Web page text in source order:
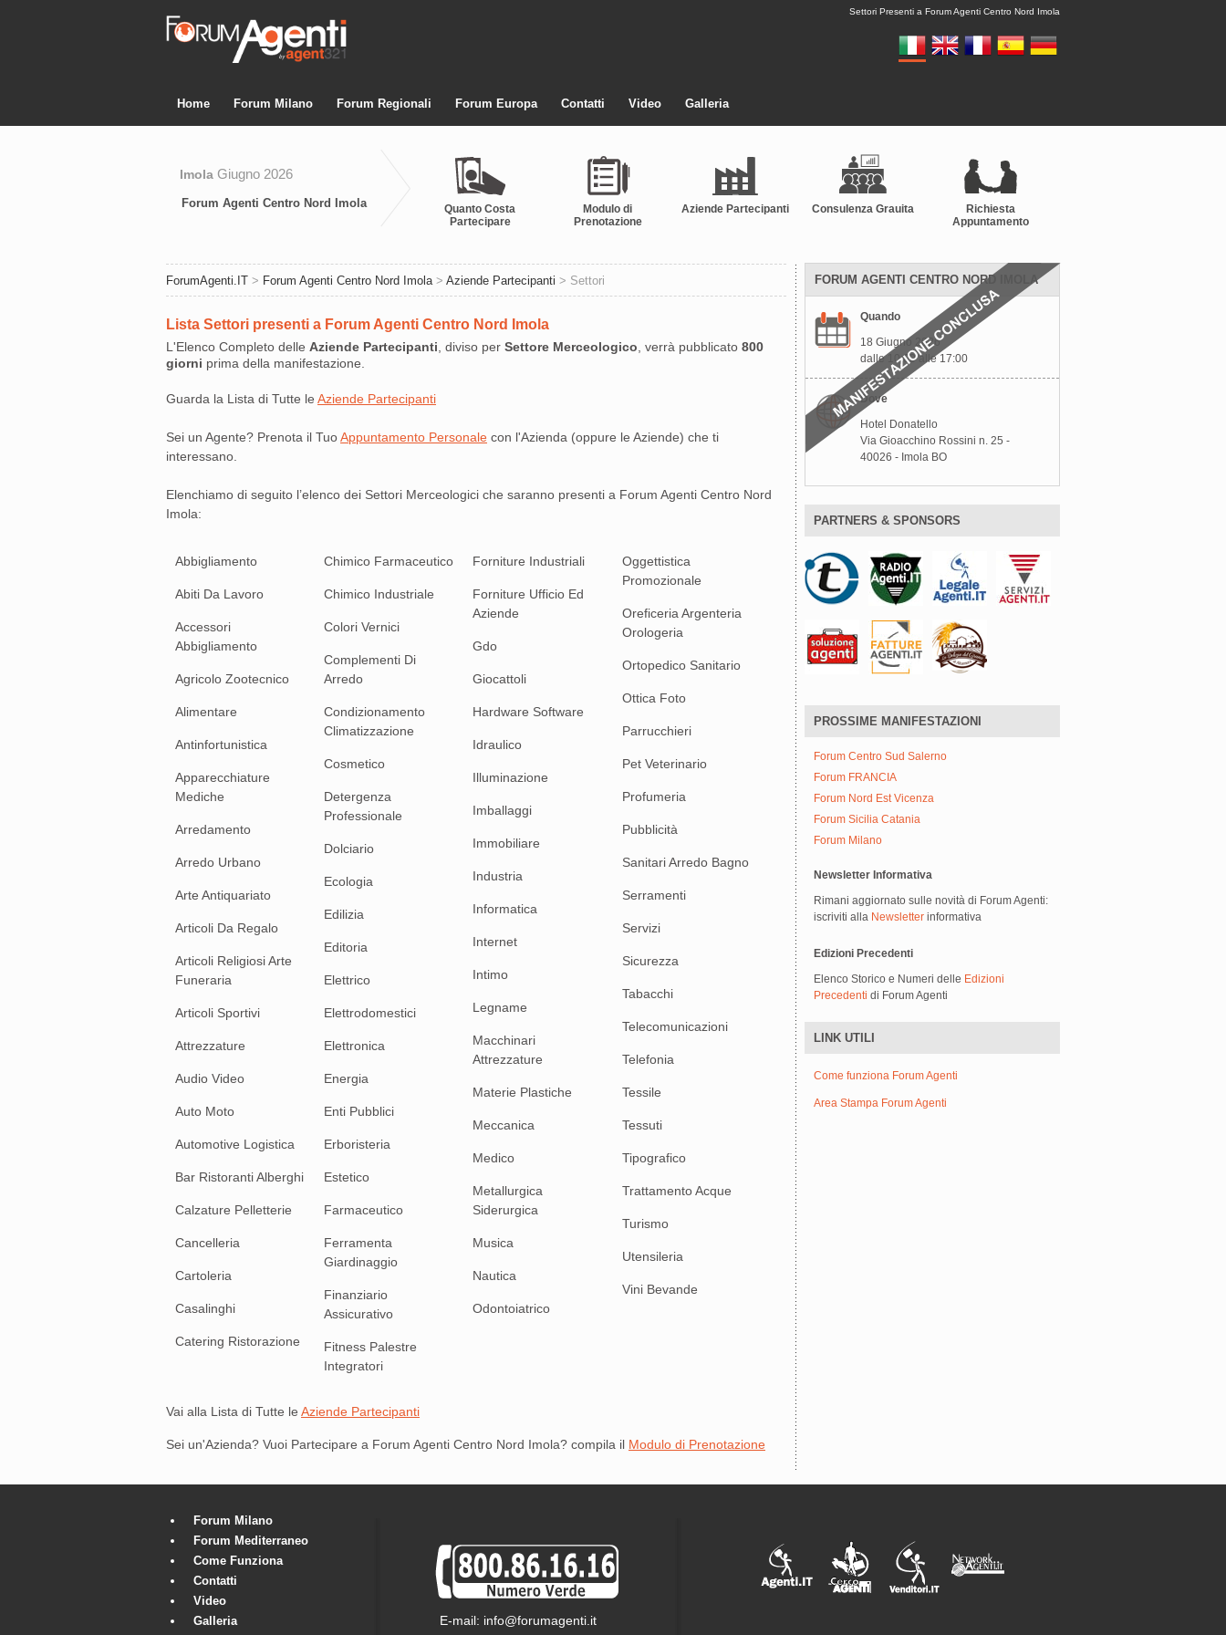
Settori Presenti a Forum Agenti Centro Nord Imola
Home Forum Milano Forum Regionali Forum Europa Contatti Video Galleria
Forum Agenti Centro Nord Imola
Quanto Costa
Partecipare
Modulo di
Prenotazione
Aziende Partecipanti Consulenza Grauita
Richiesta
Appuntamento
Imola Giugno 2026
ForumAgenti.IT > Forum Agenti Centro Nord Imola> Aziende Partecipanti > Settori
Lista Settori presenti a Forum Agenti Centro Nord Imola
L'Elenco Completo delle Aziende Partecipanti , diviso per Settore Merceologico , verrà pubblicato 800
giorni prima della manifestazione.
Guarda la Lista di Tutte le Aziende Partecipanti
Sei un Agente? Prenota il TuoAppuntamento Personale con l'Azienda (oppure le Aziende) che ti
interessano.
Elenchiamo di seguito l’elenco dei Settori Merceologici che saranno presenti a Forum Agenti Centro Nord
Imola:
Abbigliamento
Abiti Da Lavoro
Accessori
Abbigliamento
Agricolo Zootecnico
Alimentare
Antinfortunistica
Apparecchiature
Mediche
Arredamento
Arredo Urbano
Arte Antiquariato
Articoli Da Regalo
Articoli Religiosi Arte
Funeraria
Articoli Sportivi
Attrezzature
Audio Video
Auto Moto
Automotive Logistica
Bar Ristoranti Alberghi
Calzature Pelletterie
Cancelleria
Cartoleria
Casalinghi
Catering Ristorazione
Chimico Farmaceutico
Chimico Industriale
Colori Vernici
Complementi Di
Arredo
Condizionamento
Climatizzazione
Cosmetico
Detergenza
Professionale
Dolciario
Ecologia
Edilizia
Editoria
Elettrico
Elettrodomestici
Elettronica
Energia
Enti Pubblici
Erboristeria
Estetico
Farmaceutico
Ferramenta
Giardinaggio
Finanziario
Assicurativo
Fitness Palestre
Integratori
Forniture Industriali
Forniture Ufficio Ed
Aziende
Gdo
Giocattoli
Hardware Software
Idraulico
Illuminazione
Imballaggi
Immobiliare
Industria
Informatica
Internet
Intimo
Legname
Macchinari
Attrezzature
Materie Plastiche
Meccanica
Medico
Metallurgica
Siderurgica
Musica
Nautica
Odontoiatrico
Oggettistica
Promozionale
Oreficeria Argenteria
Orologeria
Ortopedico Sanitario
Ottica Foto
Parrucchieri
Pet Veterinario
Profumeria
Pubblicità
Sanitari Arredo Bagno
Serramenti
Servizi
Sicurezza
Tabacchi
Telecomunicazioni
Telefonia
Tessile
Tessuti
Tipografico
Trattamento Acque
Turismo
Utensileria
Vini Bevande
Vai alla Lista di Tutte le Aziende Partecipanti
Sei un'Azienda? Vuoi Partecipare a Forum Agenti Centro Nord Imola? compila il Modulo di Prenotazione
FORUM AGENTI CENTRO NORD IMOLA
Quando
18 Giugno 2026
dalle 10:00 alle 17:00
Dove
Hotel Donatello
Via Gioacchino Rossini n. 25 -
40026 - Imola BO
PARTNERS & SPONSORS
PROSSIME MANIFESTAZIONI
Forum Centro Sud Salerno
Forum FRANCIA
Forum Nord Est Vicenza
Forum Sicilia Catania
Forum Milano
Newsletter Informativa
Rimani aggiornato sulle novità di Forum Agenti:
iscriviti alla Newsletter informativa
Edizioni Precedenti
Elenco Storico e Numeri delle Edizioni
Precedenti di Forum Agenti
LINK UTILI
Come funziona Forum Agenti
Area Stampa Forum Agenti
Forum Milano
Forum Mediterraneo
Come Funziona
Contatti
Video
Galleria
E-mail: info@forumagenti.it